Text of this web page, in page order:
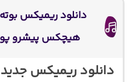
دانلود ریمیکس
هیچکس پیشرو
دانلود ریمیکس